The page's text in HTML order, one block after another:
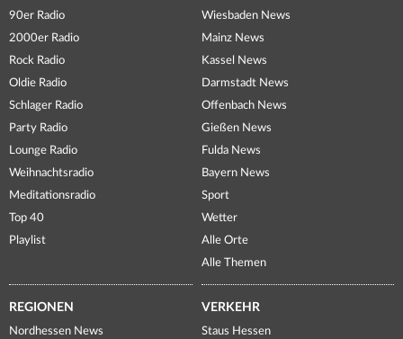
90er Radio
2000er Radio
Rock Radio
Oldie Radio
Schlager Radio
Party Radio
Lounge Radio
Weihnachtsradio
Meditationsradio
Top 40
Playlist
Wiesbaden News
Mainz News
Kassel News
Darmstadt News
Offenbach News
Gießen News
Fulda News
Bayern News
Sport
Wetter
Alle Orte
Alle Themen
REGIONEN
Nordhessen News
VERKEHR
Staus Hessen